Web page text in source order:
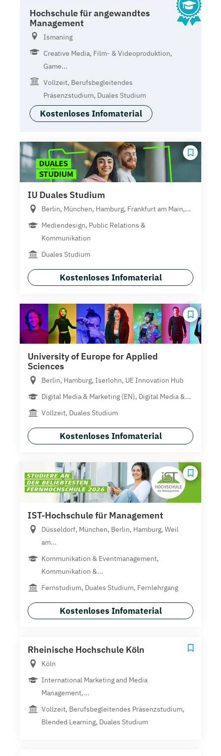
Hochschule für angewandtes
Management
Ismaning
Creative Media, Film- & Videoproduktion,
Game...
Vollzeit, Berufsbegleitendes
Präsenzstudium, Duales Studium
Kostenloses Infomaterial
IU Duales Studium
Berlin, München, Hamburg, Frankfurt am Main,...
Mediendesign, Public Relations &
Kommunikation
Duales Studium
Kostenloses Infomaterial
University of Europe for Applied
Sciences
Berlin, Hamburg, Iserlohn, UE Innovation Hub
Digital Media & Marketing (EN), Digital Media &...
Vollzeit, Duales Studium
Kostenloses Infomaterial
IST-Hochschule für Management
Düsseldorf, München, Berlin, Hamburg, Weil
am...
Kommunikation & Eventmanagement,
Kommunikation &...
Fernstudium, Duales Studium, Fernlehrgang
Kostenloses Infomaterial
Rheinische Hochschule Köln
Köln
International Marketing and Media
Management,...
Vollzeit, Berufsbegleitendes Präsenzstudium,
Blended Learning, Duales Studium